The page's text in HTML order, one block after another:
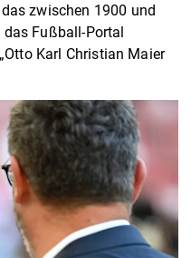
zwischen 1900 und
Fußball-Portal
Karl Christian Maier